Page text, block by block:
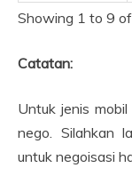
Showing 1 to 9
Catatan:
Untuk jenis
nego. Silahkan
untuk negoisasi